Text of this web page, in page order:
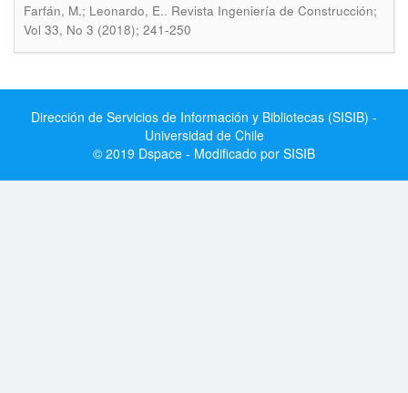
Farfán, M.; Leonardo, E.. Revista Ingeniería de Construcción;
Vol 33, No 3 (2018); 241-250
Dirección de Servicios de Información y Bibliotecas (SISIB) -
Universidad de Chile
© 2019 Dspace - Modificado por SISIB